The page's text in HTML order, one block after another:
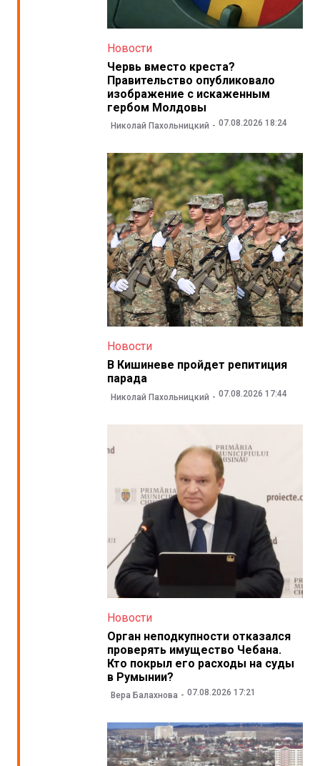
Новости
Червь вместо креста?
Правительство опубликовало
изображение с искаженным
гербом Молдовы
Николай Пахольницкий 07.08.2026 18:24
Новости
В Кишиневе пройдет репитиция
парада
Николай Пахольницкий 07.08.2026 17:44
Новости
Орган неподкупности отказался
проверять имущество Чебана.
Кто покрыл его расходы на суды
в Румынии?
Вера Балахнова 07.08.2026 17:21